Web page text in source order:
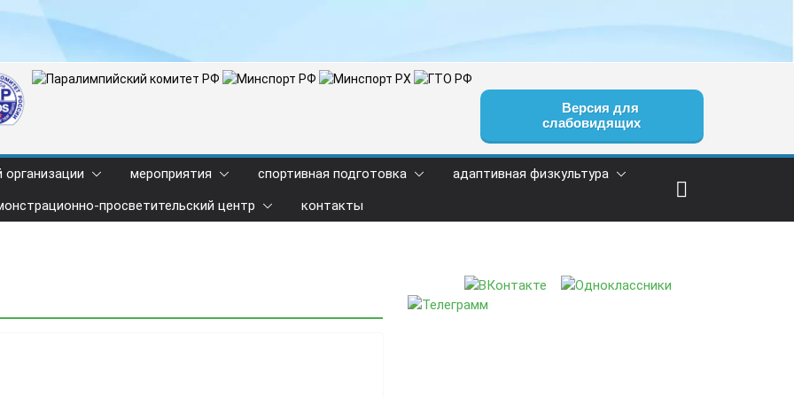
Версия для
слабовидящих
мероприятия спортивная подготовка
адаптивная физкультура
просветительский центр контакты